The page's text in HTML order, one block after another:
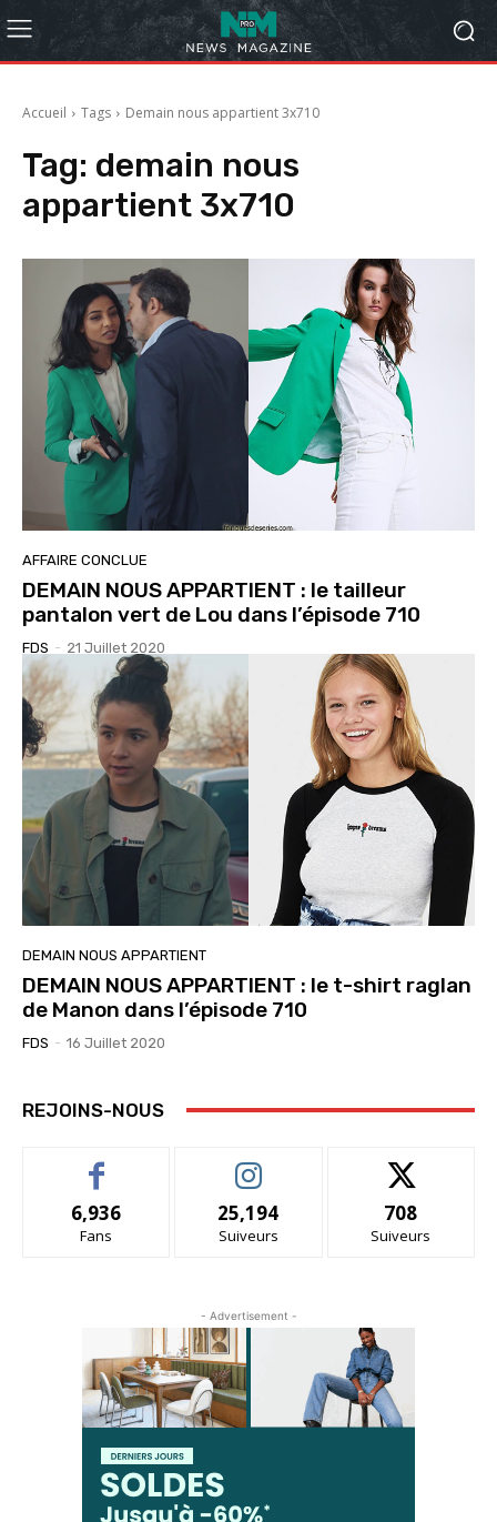
Accueil Tags Demain nous appartient 3x710
Tag: demain nous
appartient 3x710
AFFAIRE CONCLUE
DEMAIN NOUS APPARTIENT : le tailleur
pantalon vert de Lou dans l’épisode 710
FDS - 21 Juillet 2020
DEMAIN NOUS APPARTIENT
DEMAIN NOUS APPARTIENT : le t-shirt raglan
de Manon dans l’épisode 710
FDS - 16 Juillet 2020
REJOINS-NOUS
6,936
Fans
25,194
Suiveurs
708
Suiveurs
- Advertisement -